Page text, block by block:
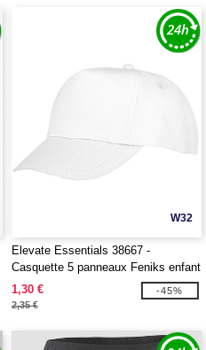
W32
Elevate Essentials 38667 -
Casquette 5 panneaux Feniks enfant
1,30 €
2,35 €
-45%